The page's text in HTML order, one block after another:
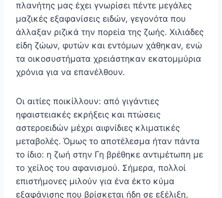
πλανήτης μας έχει γνωρίσει πέντε μεγάλες
μαζικές εξαφανίσεις ειδών, γεγονότα που
άλλαξαν ριζικά την πορεία της ζωής. Χιλιάδες
είδη ζώων, φυτών και εντόμων χάθηκαν, ενώ
τα οικοσυστήματα χρειάστηκαν εκατομμύρια
χρόνια για να επανέλθουν.
Οι αιτίες ποικίλλουν: από γιγάντιες
ηφαιστειακές εκρήξεις και πτώσεις
αστεροειδών μέχρι αιφνίδιες κλιματικές
μεταβολές. Όμως το αποτέλεσμα ήταν πάντα
το ίδιο: η ζωή στην Γη βρέθηκε αντιμέτωπη με
το χείλος του αφανισμού. Σήμερα, πολλοί
επιστήμονες μιλούν για ένα έκτο κύμα
εξαφάνισης που βρίσκεται ήδη σε εξέλιξη,